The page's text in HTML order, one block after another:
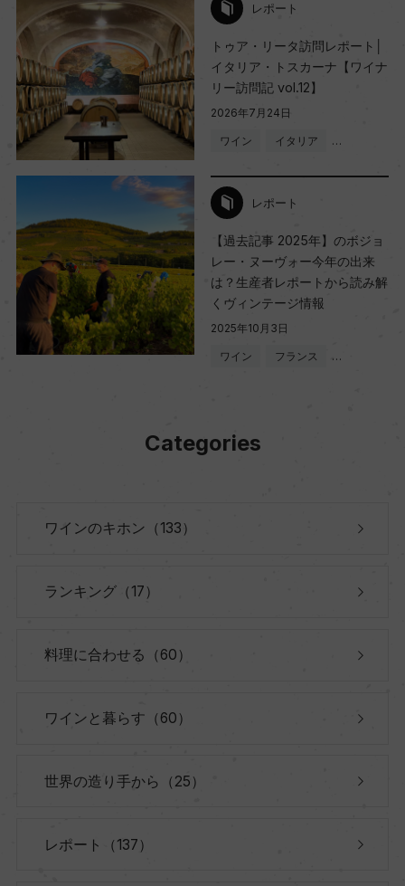
レポート
トゥア・リータ訪問レポート│
イタリア・トスカーナ【ワイナ
リー訪問記 vol.12】
2026年7月24日
ワイン イタリア …
レポート
【過去記事 2025年】のボジョ
レー・ヌーヴォー今年の出来
は？生産者レポートから読み解
くヴィンテージ情報
2025年10月3日
ワイン フランス …
Categories
ワインのキホン（133）
ランキング（17）
料理に合わせる（60）
ワインと暮らす（60）
世界の造り手から（25）
レポート（137）